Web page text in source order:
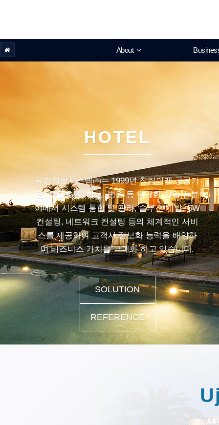
About
HOTEL
유정정보시스템㈜는 1999년 창립이래 공공기
관, 특급호텔, 학교, 병원 등 다양한 산업 전분
야에서 시스템 통합 및 관리, 솔루션 개발, SW
컨설팅, 네트워크 컨설팅 등의 체계적인 서비
스를 제공하여 고객사 정보화 능력을 배양하
며 비즈니스 가치를 극대화 하고 있습니다.
SOLUTION
REFERENCE